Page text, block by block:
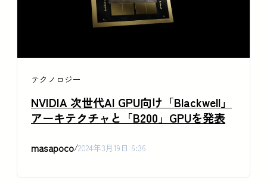
テクノロジー
NVIDIA 次世代AI GPU向け「Blackwell」
アーキテクチャと「B200」GPUを発表
masapoco/2024年3月19日 6:36